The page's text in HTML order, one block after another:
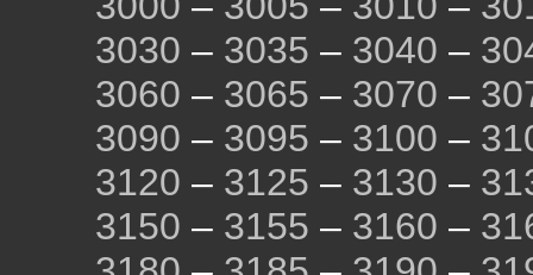
3030 – 3035 – 3040 –
3060 – 3065 – 3070 –
3090 – 3095 – 3100 –
3120 – 3125 – 3130 –
3150 – 3155 – 3160 –